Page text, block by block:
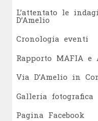
L’attentato le
D’Amelio
Cronologia eventi
Rapporto MAFIA e
Via D’Amelio in
Galleria fotografica
Pagina Facebook